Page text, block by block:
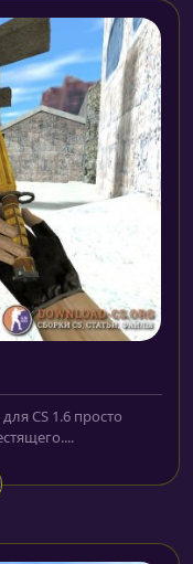
CS 1.6 просто